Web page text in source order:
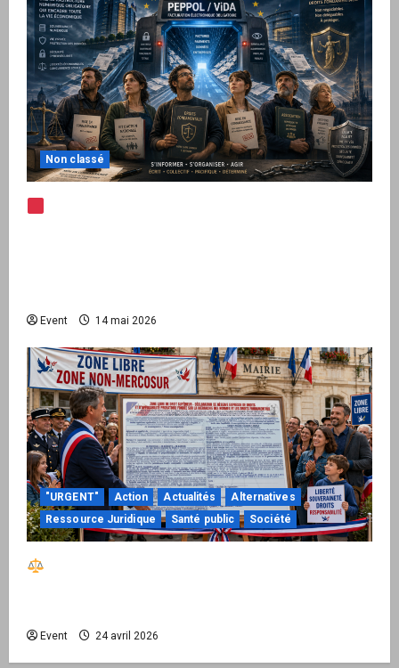
Non classé
Event 14 mai 2026
"URGENT" Action Actualités
Alternatives
Ressource Juridique
Santé public Société
Event 24 avril 2026